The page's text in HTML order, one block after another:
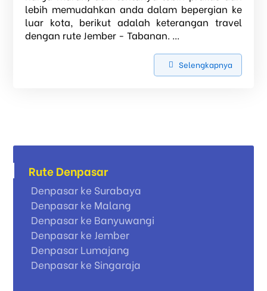
lebih memudahkan anda dalam bepergian ke
luar kota, berikut adalah keterangan travel
dengan rute Jember - Tabanan. ...
Selengkapnya
Rute Denpasar
Denpasar ke Surabaya
Denpasar ke Malang
Denpasar ke Banyuwangi
Denpasar ke Jember
Denpasar Lumajang
Denpasar ke Singaraja